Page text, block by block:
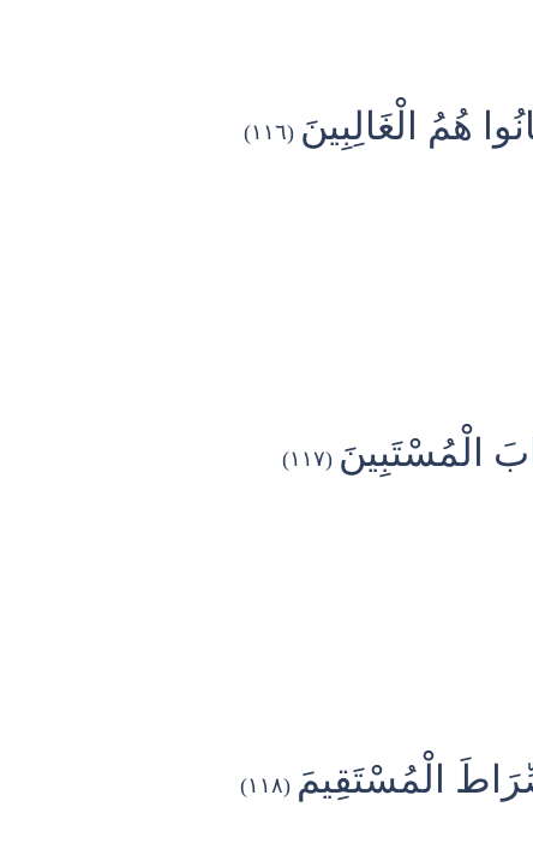
هُمُ الْغَالِبِينَ (١١٦)
الْمُسْتَبِينَ (١١٧)
الْمُسْتَقِيمَ (١١٨)